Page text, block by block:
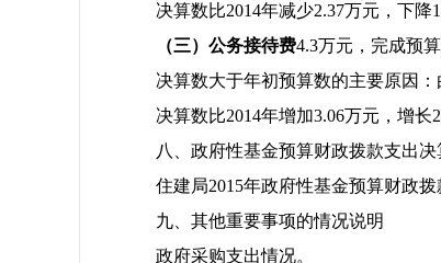
决算数比2014年减少2.37万元，下
（三）公务接待费4.3万元，完成预
决算数大于年初预算数的主要原因
决算数比2014年增加3.06万元，增
八、政府性基金预算财政拨款支出决
住建局2015年政府性基金预算财政
九、其他重要事项的情况说明
政府采购支出情况。